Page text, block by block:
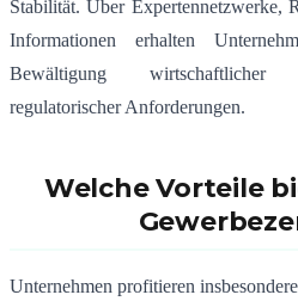
Stabilität. Über Expertennetzwerke,
Informationen erhalten
Bewältigung wirtschaftlicher
regulatorischer Anforderungen.
Welche Vorteile
Unternehmen profitieren